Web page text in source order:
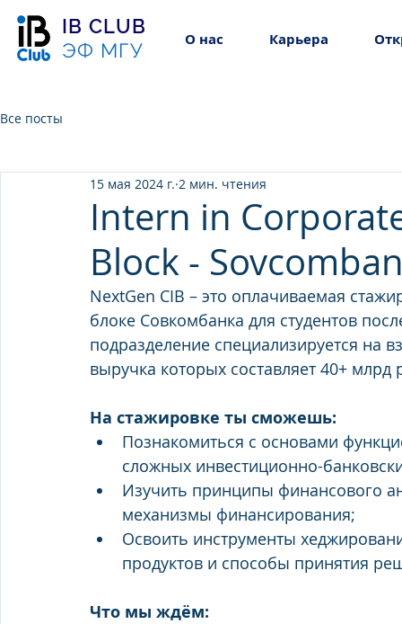
IB CLUB
ЭФ МГУ
О нас Карьера
Все посты
Intern in
Block -
15 мая 2024 г. 2 мин. чтения
NextGen CIB – это оплачиваемая
блоке Совкомбанка для студентов
подразделение специализируется на
выручка которых составляет 40+ млрд
На стажировке ты сможешь:
Познакомиться с основами
сложных инвестиционно-
Изучить принципы финансового
механизмы финансирования;
Освоить инструменты
продуктов и способы принятия
Что мы ждём: